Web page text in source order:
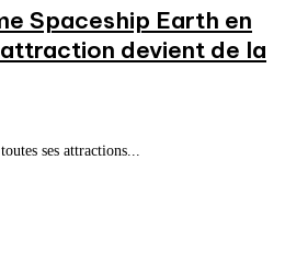
Spaceship Earth en
devient de la
ses attractions...